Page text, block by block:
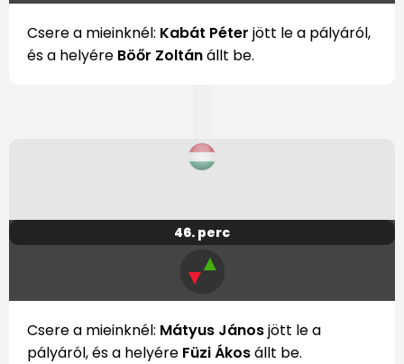
Csere a mieinknél: Kabát Péter jött le a pályáról,
és a helyére Böőr Zoltánállt be.
46. perc
▼▲
Csere a mieinknél: Mátyus Jánosjött le a
pályáról, és a helyére Füzi Ákosállt be.